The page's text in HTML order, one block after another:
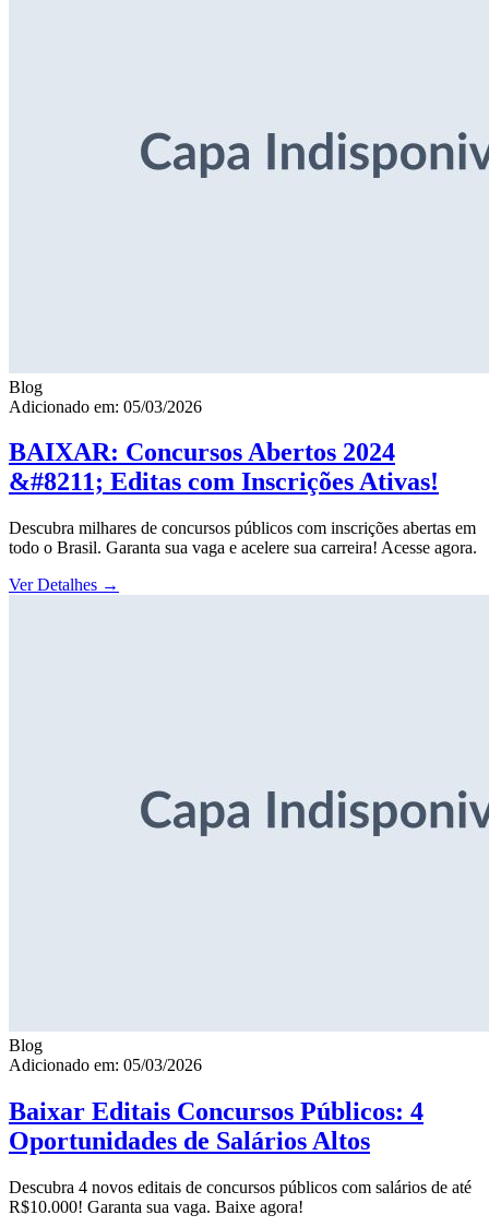
Blog
Adicionado em: 05/03/2026
BAIXAR: Concursos Abertos 2024
&#8211; Editas com Inscrições Ativas!
Descubra milhares de concursos públicos com inscrições abertas em
todo o Brasil. Garanta sua vaga e acelere sua carreira! Acesse agora.
Ver Detalhes →
Blog
Adicionado em: 05/03/2026
Baixar Editais Concursos Públicos: 4
Oportunidades de Salários Altos
Descubra 4 novos editais de concursos públicos com salários de até
R$10.000! Garanta sua vaga. Baixe agora!